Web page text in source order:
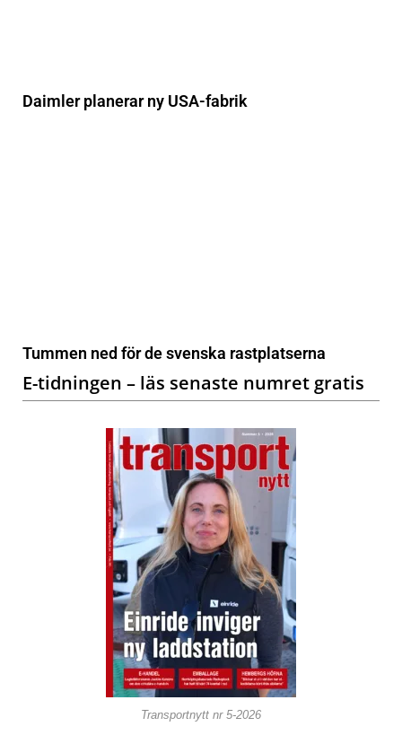
Daimler planerar ny USA-fabrik
Tummen ned för de svenska rastplatserna
E-tidningen – läs senaste numret gratis
Transportnytt nr 5-2026